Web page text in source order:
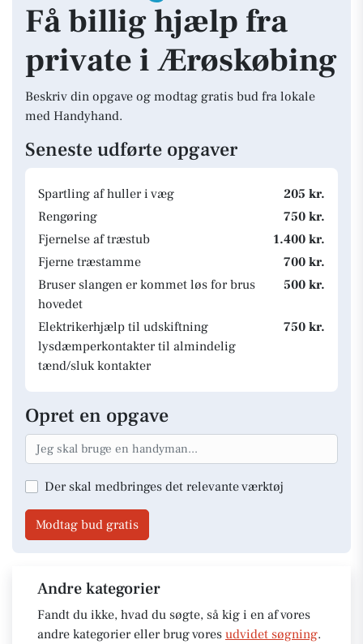
Få billig hjælp fra
private i Ærøskøbing
Beskriv din opgave og modtag gratis bud fra lokale
med Handyhand.
Seneste udførte opgaver
Spartling af huller i væg
205 kr.
Rengøring
750 kr.
Fjernelse af træstub
1.400 kr.
Fjerne træstamme
700 kr.
Bruser slangen er kommet løs for brus
hovedet
500 kr.
Elektrikerhjælp til udskiftning
lysdæmperkontakter til almindelig
tænd/sluk kontakter
750 kr.
Opret en opgave
Der skal medbringes det relevante værktøj
Modtag bud gratis
Andre kategorier
Fandt du ikke, hvad du søgte, så kig i en af vores
andre kategorier eller brug vores udvidet søgning.